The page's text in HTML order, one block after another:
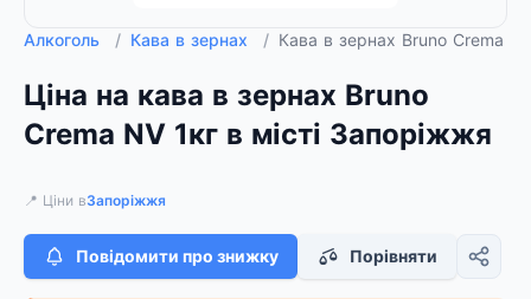
Алкоголь / Кава в зернах / Кава в зернах Bruno Crema
Ціна на кава в зернах Bruno
Crema NV 1кг в місті Запоріжжя
📍 Ціни вЗапоріжжя
Повідомити про знижку Порівняти